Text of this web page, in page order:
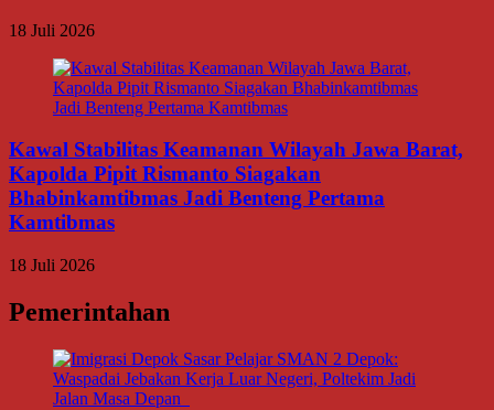
18 Juli 2026
Kawal Stabilitas Keamanan Wilayah Jawa Barat,
Kapolda Pipit Rismanto Siagakan
Bhabinkamtibmas Jadi Benteng Pertama
Kamtibmas
18 Juli 2026
Pemerintahan